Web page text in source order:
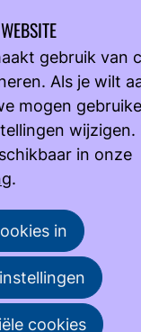
Plus -
2026 om 09:30
2026 om
is voorbij; je
cursus. Kijk in
gebruik van
Als je wilt
mogen
wijzigen.
in onze
.
in
cookies